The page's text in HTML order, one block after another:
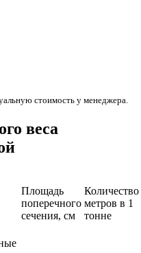
стоимость у менеджера.
веса
Площадь
поперечного
сечения, см
Количество
метров в 1
тонне